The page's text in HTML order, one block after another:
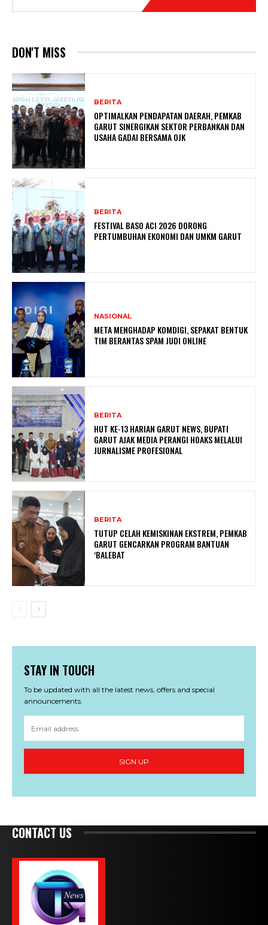
DON'T MISS
BERITA
OPTIMALKAN PENDAPATAN DAERAH, PEMKAB
GARUT SINERGIKAN SEKTOR PERBANKAN DAN
USAHA GADAI BERSAMA OJK
BERITA
FESTIVAL BASO ACI 2026 DORONG
PERTUMBUHAN EKONOMI DAN UMKM GARUT
NASIONAL
META MENGHADAP KOMDIGI, SEPAKAT BENTUK
TIM BERANTAS SPAM JUDI ONLINE
BERITA
HUT KE-13 HARIAN GARUT NEWS, BUPATI
GARUT AJAK MEDIA PERANGI HOAKS MELALUI
JURNALISME PROFESIONAL
BERITA
TUTUP CELAH KEMISKINAN EKSTREM, PEMKAB
GARUT GENCARKAN PROGRAM BANTUAN
‘BALEBAT
STAY IN TOUCH
To be updated with all the latest news, offers and special
announcements.
SIGN UP
CONTACT US